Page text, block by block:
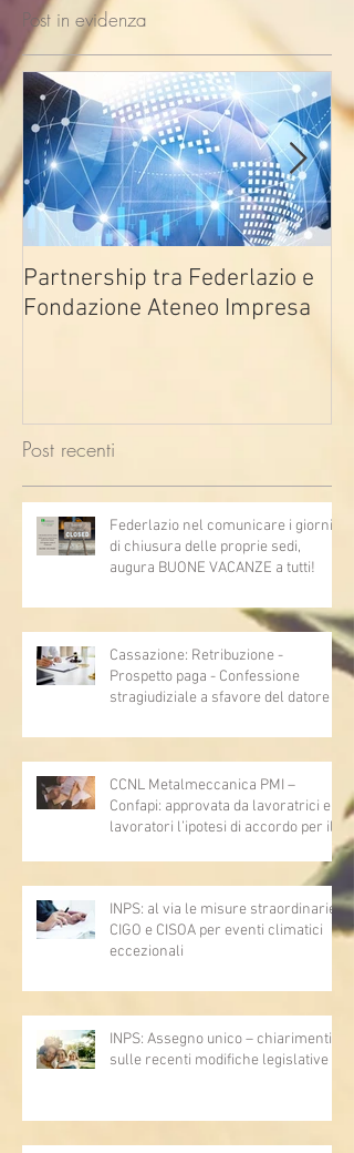
Post in evidenza
Partnership tra Federlazio e
Fondazione Ateneo Impresa
Post recenti
Federlazio nel comunicare i giorni
di chiusura delle proprie sedi,
augura BUONE VACANZE a tutti!
Cassazione: Retribuzione -
Prospetto paga - Confessione
stragiudiziale a sfavore del datore di
articoli 1362, 2697, 2730, 2732, 2734
e 2735)
CCNL Metalmeccanica PMI –
Confapi: approvata da lavoratrici e
lavoratori l’ipotesi di accordo per il
INPS: al via le misure straordinarie
CIGO e CISOA per eventi climatici
eccezionali
INPS: Assegno unico – chiarimenti
sulle recenti modifiche legislative